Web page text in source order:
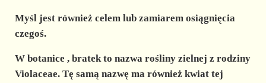
Myśl jest również celemlub zamiaremosiągnięcia
czegoś.
W botanice , bratek to nazwa rośliny zielnej z rodziny
Violaceae. Tę samą nazwę ma również kwiattej